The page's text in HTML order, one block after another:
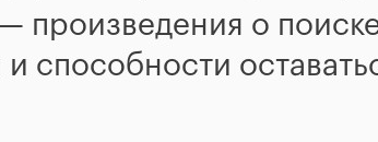
произведения о
способности